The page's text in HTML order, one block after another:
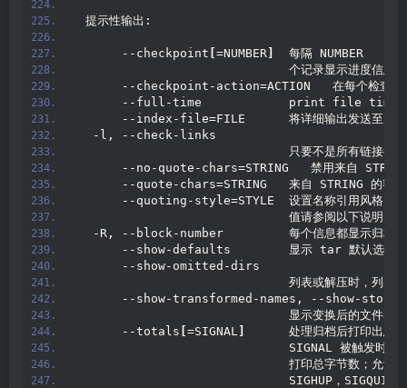
提示性输出:
      --checkpoint
=NUMBER
  每隔 NUMBER
                             个记录显示进度信息
--checkpoint-action=ACTION   在每个检查点
--full-time            print file time
--index-file=FILE      将详细输出发送至
  -l, --check-links
只要不是所有链接都被
--no-quote-chars=STRING   禁用来自 STRING
--quote-chars=STRING   来自 STRING 的额外
--quoting-style=STYLE  设置名称引用风格；
                             值请参阅以下说明
-R, --block-number         每个信息都显示归档内
      --show-defaults        显示 tar 默认选项
      --show-omitted-dirs
列表或解压时，列出每
--show-transformed-names, --show-
显示变换后的文件名或
      --totals
=SIGNAL
处理归档后打印出总
SIGNAL 被触发时带
打印总字节数；允许的
SIGHUP，SIGQUIT